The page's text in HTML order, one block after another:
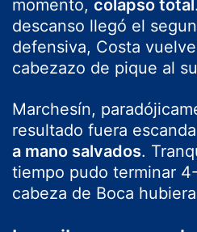
momento, colapso total
descanso llegó el
defensiva, Costa
cabezazo de pique al
Marchesín,
resultado fuera
a mano salvados.
tiempo pudo terminar
cabeza de Boca